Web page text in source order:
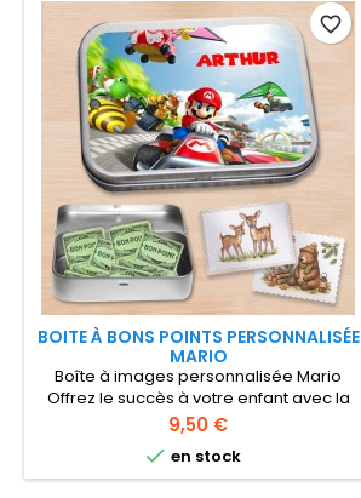
BOITE À BONS POINTS PERSONNALISÉE
MARIO
Boîte à images personnalisée Mario
Offrez le succès à votre enfant avec la
boîte à bons points ! Vous cherchez un
moyen amusant et efficace de motiver
votre enfant et de l'aider à développer
de bonnes habitudes à la maison ? Ne
Prix
9,50 €
 en stock
favorite_border